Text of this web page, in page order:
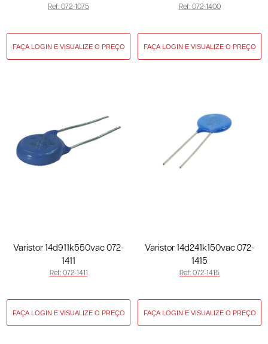
Ref: 072-1075 Ref: 072-1400
Varistor 14d911k550vac 072-
1411
Ref: 072-1411
Varistor 14d241k150vac 072-
1415
Ref: 072-1415